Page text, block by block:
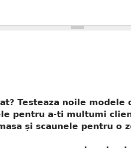
Testeaza noile modele
pentru a-ti multumi
și scaunele pentru o